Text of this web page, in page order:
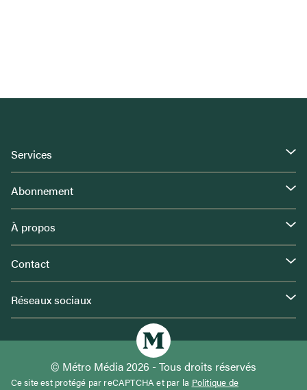
Services
Abonnement
À propos
Contact
Réseaux sociaux
© Métro Média 2026 - Tous droits réservés
Ce site est protégé par reCAPTCHA et par la Politique de